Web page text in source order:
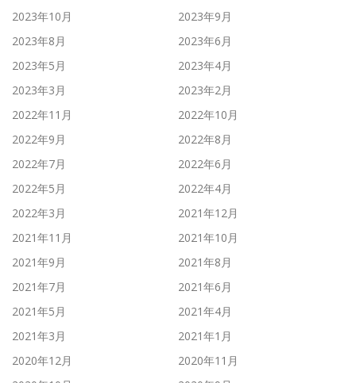
2023年10月
2023年9月
2023年8月
2023年6月
2023年5月
2023年4月
2023年3月
2023年2月
2022年11月
2022年10月
2022年9月
2022年8月
2022年7月
2022年6月
2022年5月
2022年4月
2022年3月
2021年12月
2021年11月
2021年10月
2021年9月
2021年8月
2021年7月
2021年6月
2021年5月
2021年4月
2021年3月
2021年1月
2020年12月
2020年11月